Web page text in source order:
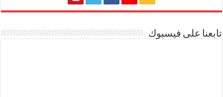
تابعنا على فيسبوك